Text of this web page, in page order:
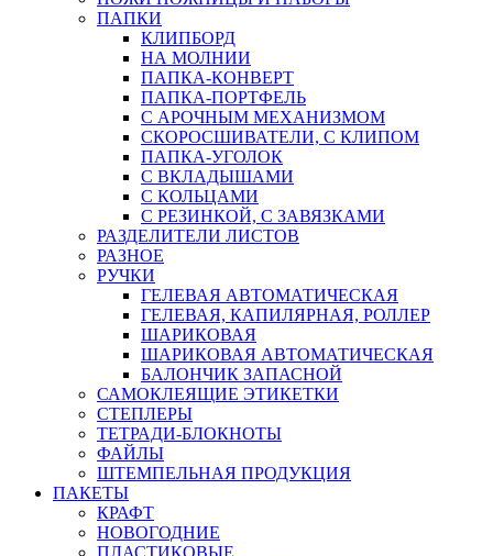
ПАПКИ
КЛИПБОРД
НА МОЛНИИ
ПАПКА-КОНВЕРТ
ПАПКА-ПОРТФЕЛЬ
С АРОЧНЫМ МЕХАНИЗМОМ
СКОРОСШИВАТЕЛИ, С КЛИПОМ
ПАПКА-УГОЛОК
С ВКЛАДЫШАМИ
С КОЛЬЦАМИ
С РЕЗИНКОЙ, С ЗАВЯЗКАМИ
РАЗДЕЛИТЕЛИ ЛИСТОВ
РАЗНОЕ
РУЧКИ
ГЕЛЕВАЯ АВТОМАТИЧЕСКАЯ
ГЕЛЕВАЯ, КАПИЛЯРНАЯ, РОЛЛЕР
ШАРИКОВАЯ
ШАРИКОВАЯ АВТОМАТИЧЕСКАЯ
БАЛОНЧИК ЗАПАСНОЙ
САМОКЛЕЯЩИЕ ЭТИКЕТКИ
СТЕПЛЕРЫ
ТЕТРАДИ-БЛОКНОТЫ
ФАЙЛЫ
ШТЕМПЕЛЬНАЯ ПРОДУКЦИЯ
ПАКЕТЫ
КРАФТ
НОВОГОДНИЕ